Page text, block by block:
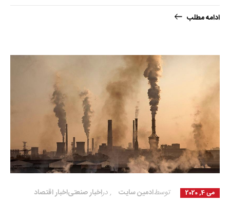
ادامه مطلب
می 4, 2020 ادمین سایتتوسط اخبار اقتصاد , اخبار صنعتیدر